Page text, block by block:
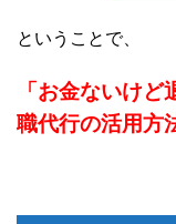
ということで、
「お金ないけ
職代行の活用方